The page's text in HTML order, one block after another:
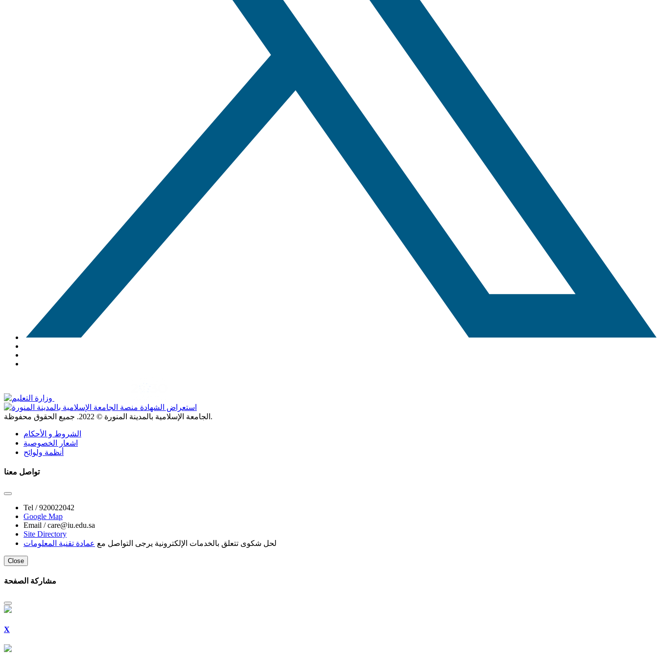
الجامعة الإسلامية بالمدينة المنورة © 2022 . جميع الحقوق محفوظة.
الشروط و الأحكام
اشعار الخصوصية
أنظمة ولوائح
تواصل معنا
Tel /920022042
Google Map
Email /care@iu.edu.sa
Site Directory
لحل شكوى تتعلق بالخدمات الإلكترونية يرجى التواصل مع عمادة تقنية المعلومات
Close
مشاركة الصفحة
X